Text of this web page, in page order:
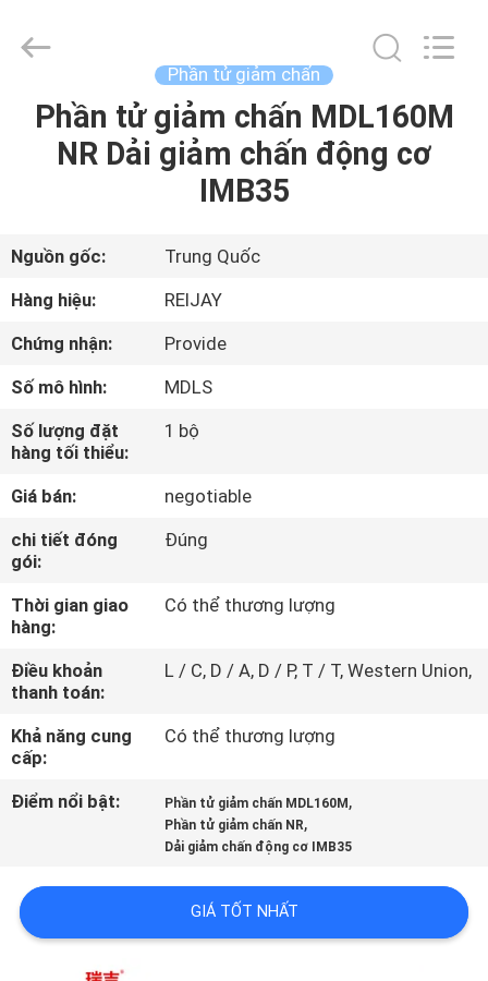
TRANG
CHỦ
SẢN
PHẨM
VỀ
CHÚNG
TÔI
THAM
QUAN
NHÀ
MÁY
KIỂM
SOÁT
LIÊN
Transmission
Reserved.
Phần tử giảm chấn
Phần tử giảm chấn MDL160M
NR Dải giảm chấn động cơ
IMB35
Nguồn gốc:
Trung Quốc
Hàng hiệu:
REIJAY
Chứng nhận:
Provide
Số mô hình:
MDLS
Số lượng đặt
hàng tối thiểu:
1 bộ
Giá bán:
negotiable
chi tiết đóng
gói:
Đúng
Thời gian giao
hàng:
Có thể thương lượng
Điều khoản
thanh toán:
L / C, D / A, D / P, T / T, Western Union,
Khả năng cung
cấp:
Có thể thương lượng
Điểm nổi bật: Phần tử giảm chấn MDL160M ,
Phần tử giảm chấn NR,
Dải giảm chấn động cơ IMB35
GIÁ TỐT NHẤT